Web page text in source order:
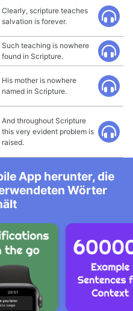
Clearly, scripture teaches
salvation is forever.
Such teaching is nowhere
found in Scripture.
His mother is nowhere
named in Scripture.
And throughout Scripture
this very evident problem is
raised.
App herunter, die
Wörter